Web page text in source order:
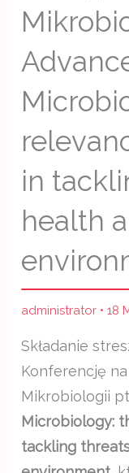
in
health
administrator •18
Składanie
Konferencję
Mikrobiologii
Microbiology:
tackling